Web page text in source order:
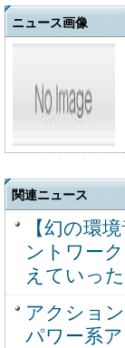
ニュース画像
関連ニュース
【幻の環
ントワー
えていっ
アクショ
パワー系